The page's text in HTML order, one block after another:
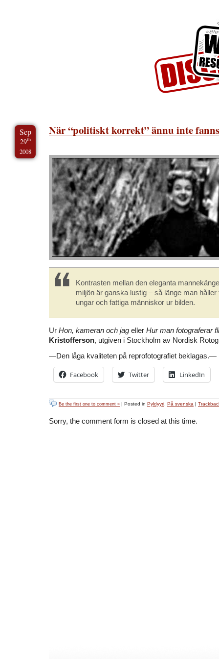
Sep
29th
2008
När “politiskt korrekt” ännu inte fanns
Kontrasten mellan den eleganta
miljön är ganska lustig – så länge man håller
ungar och fattiga människor ur bilden.
Ur Hon, kameran och jag eller Hur man fotograferar
Kristofferson, utgiven i Stockholm av Nordisk
—Den låga kvaliteten på reprofotografiet beklagas.—
Facebook Twitter LinkedIn
Be the first one to comment » | Posted in Pyldyyri På svenska |
Sorry, the comment form is closed at this time.